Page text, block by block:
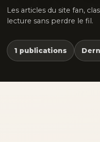
Les articles du site fan,
lecture sans perdre le fil.
1 publications